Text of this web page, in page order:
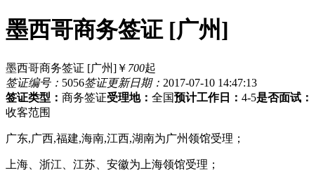
墨西哥商务签证 [广州]
墨西哥商务签证 [广州] ￥ 700起
签证编号： 5056签证更新日期： 2017-07-10 14:47:13
签证类型： 商务签证受理地： 全国预计工作日： 4-5是否面试：
收客范围
广东,广西,福建,海南,江西,湖南为广州领馆受理；
上海、浙江、江苏、安徽为上海领馆受理；